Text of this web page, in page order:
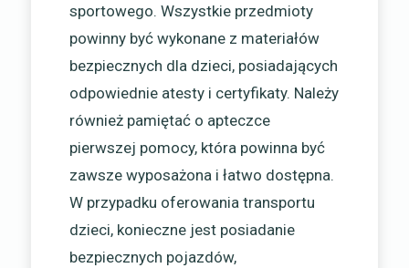
sportowego. Wszystkie przedmioty
powinny być wykonane z materiałów
bezpiecznych dla dzieci, posiadających
odpowiednie atesty i certyfikaty. Należy
również pamiętać o apteczce
pierwszej pomocy, która powinna być
zawsze wyposażona i łatwo dostępna.
W przypadku oferowania transportu
dzieci, konieczne jest posiadanie
bezpiecznych pojazdów,